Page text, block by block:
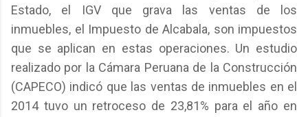
Estado, el IGV que grava las ventas de los
inmuebles, el Impuesto de Alcabala, son impuestos
que se aplican en estas operaciones. Un estudio
realizado por la Cámara Peruana de la Construcción
(CAPECO) indicó que las ventas de inmuebles en el
2014 tuvo un retroceso de 23,81% para el año en